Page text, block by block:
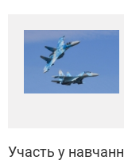
Участь у